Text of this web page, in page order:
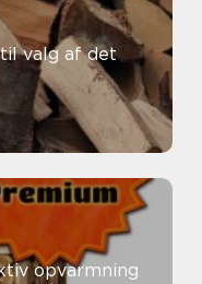
valg af det
opvarmning